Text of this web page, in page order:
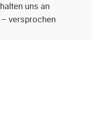
uns an
versprochen